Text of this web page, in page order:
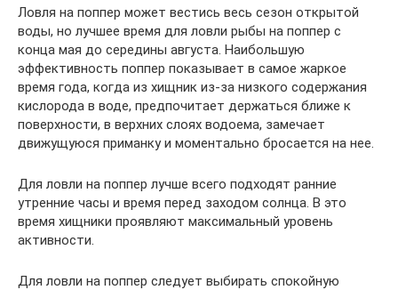
Ловля на поппер может вестись весь сезон открытой
воды, но лучшее время для ловли рыбы на поппер с
конца мая до середины августа. Наибольшую
эффективность поппер показывает в самое жаркое
время года, когда из хищник из-за низкого содержания
кислорода в воде, предпочитает держаться ближе к
поверхности, в верхних слоях водоема, замечает
движущуюся приманку и моментально бросается на нее.
Для ловли на поппер лучше всего подходят ранние
утренние часы и время перед заходом солнца. В это
время хищники проявляют максимальный уровень
активности.
Для ловли на поппер следует выбирать спокойную